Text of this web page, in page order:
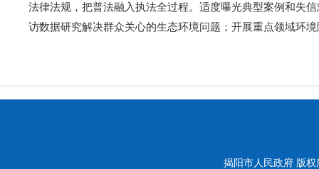
法律法规，把普法融入执法全过程。适度曝光典型案例和失
访数据研究解决群众关心的生态环境问题；开展重点领域环
揭阳市人民政府 版